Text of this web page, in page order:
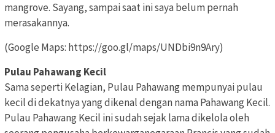
mangrove. Sayang, sampai saat ini saya belum pernah
merasakannya.
(Google Maps: https://goo.gl/maps/UNDbi9n9Ary)
Pulau Pahawang Kecil
Sama seperti Kelagian, Pulau Pahawang mempunyai pulau
kecil di dekatnya yang dikenal dengan nama Pahawang Kecil.
Pulau Pahawang Kecil ini sudah sejak lama dikelola oleh